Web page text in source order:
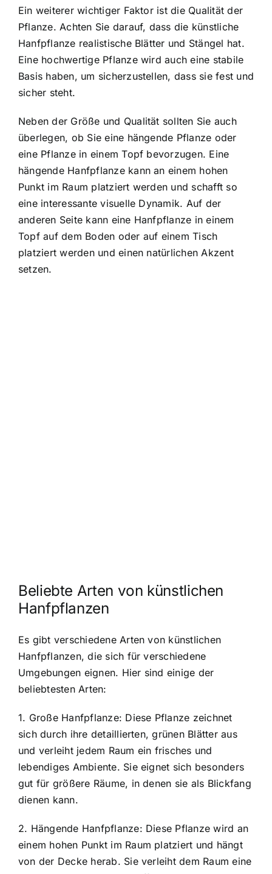
Ein weiterer wichtiger Faktor ist die Qualität der
Pflanze. Achten Sie darauf, dass die künstliche
Hanfpflanze realistische Blätter und Stängel hat.
Eine hochwertige Pflanze wird auch eine stabile
Basis haben, um sicherzustellen, dass sie fest und
sicher steht.
Neben der Größe und Qualität sollten Sie auch
überlegen, ob Sie eine hängende Pflanze oder
eine Pflanze in einem Topf bevorzugen. Eine
hängende Hanfpflanze kann an einem hohen
Punkt im Raum platziert werden und schafft so
eine interessante visuelle Dynamik. Auf der
anderen Seite kann eine Hanfpflanze in einem
Topf auf dem Boden oder auf einem Tisch
platziert werden und einen natürlichen Akzent
setzen.
Beliebte Arten von künstlichen
Hanfpflanzen
Es gibt verschiedene Arten von künstlichen
Hanfpflanzen, die sich für verschiedene
Umgebungen eignen. Hier sind einige der
beliebtesten Arten:
1. Große Hanfpflanze: Diese Pflanze zeichnet
sich durch ihre detaillierten, grünen Blätter aus
und verleiht jedem Raum ein frisches und
lebendiges Ambiente. Sie eignet sich besonders
gut für größere Räume, in denen sie als Blickfang
dienen kann.
2. Hängende Hanfpflanze: Diese Pflanze wird an
einem hohen Punkt im Raum platziert und hängt
von der Decke herab. Sie verleiht dem Raum eine